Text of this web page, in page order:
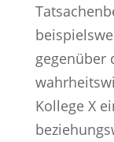
gegenüber
Kollege X